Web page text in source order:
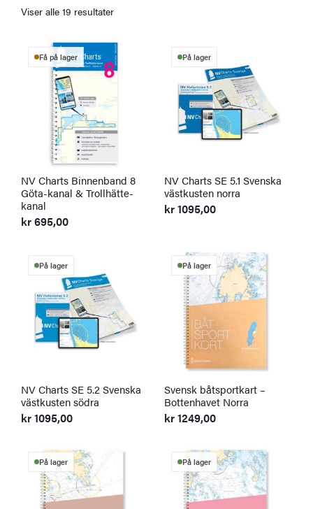
Viser alle 19 resultater
Få på lager
NV Charts Binnenband 8
Göta-kanal & Trollhätte-
kanal
kr695,00
På lager
NV Charts SE 5.1 Svenska
västkusten norra
kr1095,00
På lager
NV Charts SE 5.2 Svenska
västkusten södra
kr1095,00
På lager
Svensk båtsportkart –
Bottenhavet Norra
kr1249,00
På lager På lager